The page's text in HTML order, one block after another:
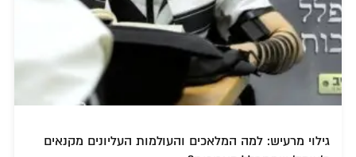
גילוי מרעיש: למה המלאכים והעולמות העליונים מקנאים